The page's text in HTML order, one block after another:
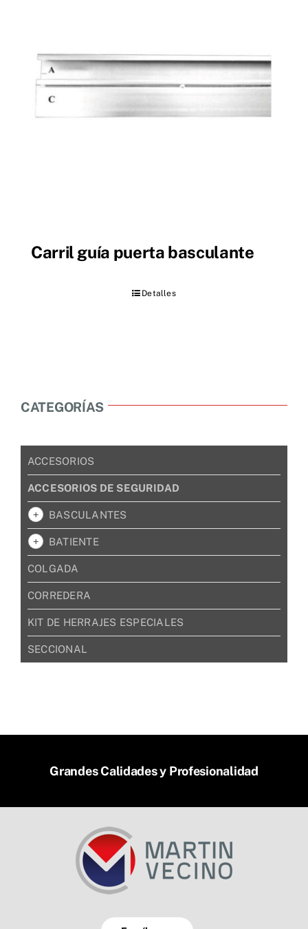
Carril guía puerta basculante
Detalles
CATEGORÍAS
ACCESORIOS
ACCESORIOS DE SEGURIDAD
BASCULANTES
BATIENTE
COLGADA
CORREDERA
KIT DE HERRAJES ESPECIALES
SECCIONAL
Grandes Calidades y Profesionalidad